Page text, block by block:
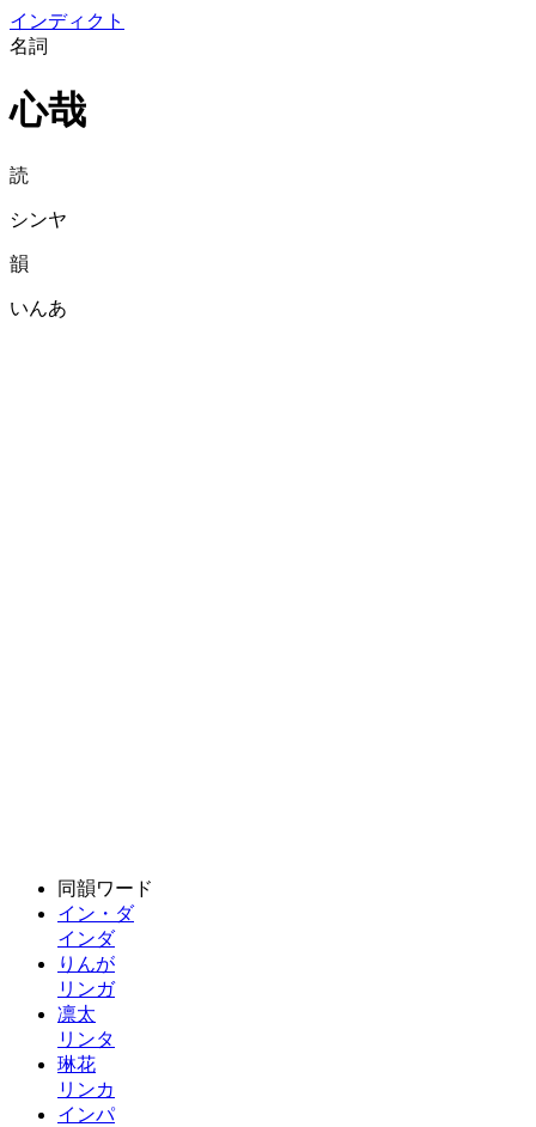
インディクト
名詞
心哉
読
シンヤ
韻
いんあ
同韻ワード
イン・ダ
インダ
りんが
リンガ
凛太
リンタ
琳花
リンカ
インパ